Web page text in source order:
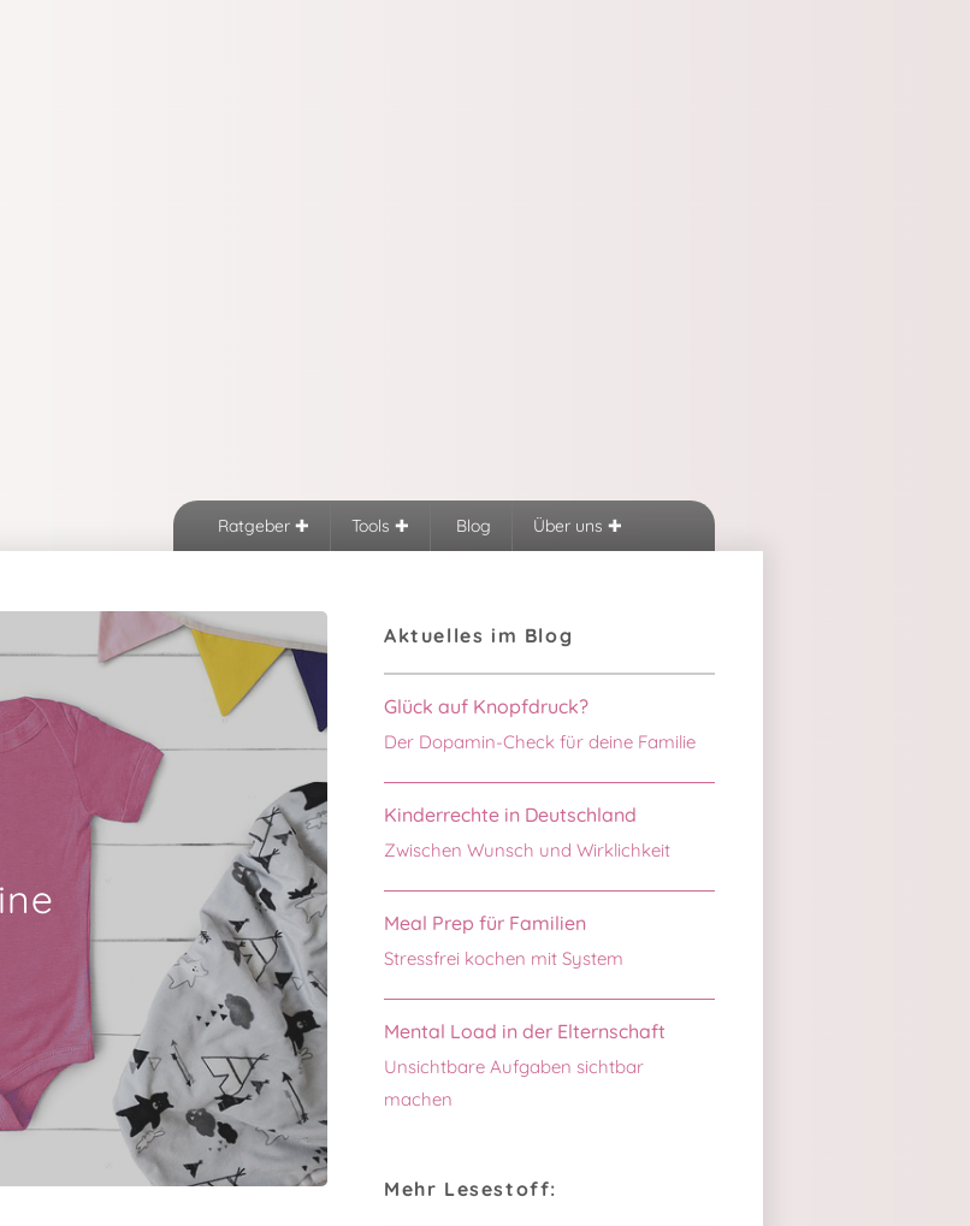
Ratgeber Tools Blog Über uns
Aktuelles im Blog
Glück auf Knopfdruck?
Der Dopamin-Check für deine Familie
Kinderrechte in Deutschland
Zwischen Wunsch und Wirklichkeit
Meal Prep für Familien
Stressfrei kochen mit System
Mental Load in der Elternschaft
Unsichtbare Aufgaben sichtbar
machen
Mehr Lesestoff: